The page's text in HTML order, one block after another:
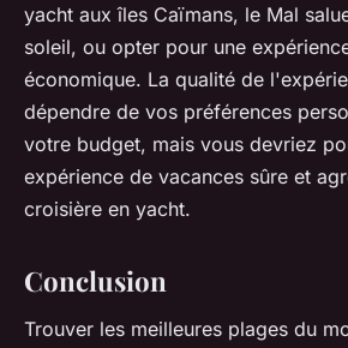
yacht aux îles Caïmans, le Mal
soleil, ou opter pour une
économique. La qualité de
dépendre de vos préférences
votre budget, mais vous devriez
expérience de vacances sûre et
croisière en yacht.
Conclusion
Trouver les meilleures plages du